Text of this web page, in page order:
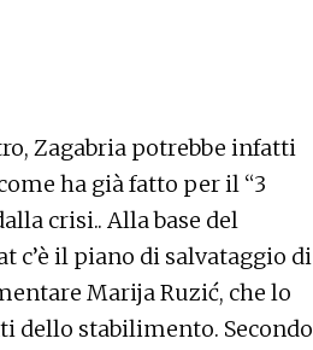
Zagabria potrebbe infatti
ha già fatto per il “3
crisi.. Alla base del
c’è il piano di salvataggio di
Marija Ruzić, che lo
dello stabilimento. Secondo